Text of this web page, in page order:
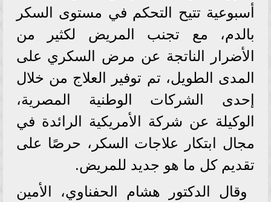
أسبوعية تتيح التحكم في مستوى السكر
بالدم، مع تجنب المريض لكثير من
الأضرار الناتجة عن مرض السكري على
المدى الطويل، تم توفير العلاج من خلال
إحدى الشركات الوطنية المصرية،
الوكيلة عن شركة الأمريكية الرائدة في
مجال ابتكار علاجات السكر، حرصًا على
تقديم كل ما هو جديد للمريض.
وقال الدكتور هشام الحفناوي، الأمين